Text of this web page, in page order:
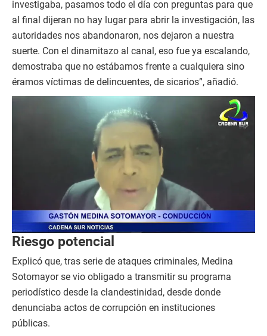
investigaba, pasamos todo el día con preguntas para que
al final dijeran no hay lugar para abrir la investigación, las
autoridades nos abandonaron, nos dejaron a nuestra
suerte. Con el dinamitazo al canal, eso fue ya escalando,
demostraba que no estábamos frente a cualquiera sino
éramos víctimas de delincuentes, de sicarios”, añadió.
Riesgo potencial
Explicó que, tras serie de ataques criminales, Medina
Sotomayor se vio obligado a transmitir su programa
periodístico desde la clandestinidad, desde donde
denunciaba actos de corrupción en instituciones
públicas.